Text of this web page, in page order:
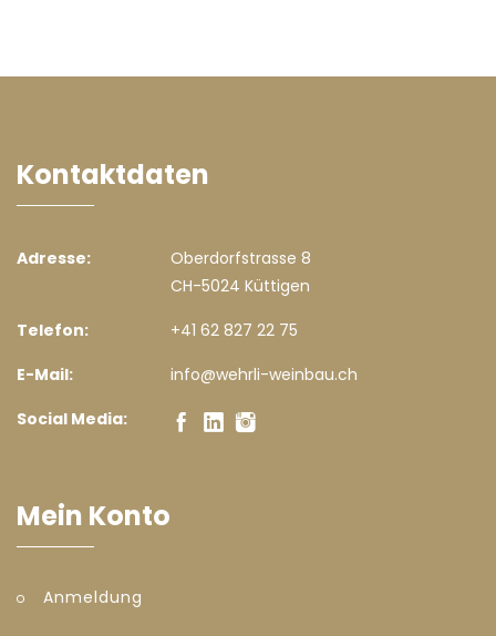
Kontaktdaten
Adresse:
Oberdorfstrasse 8
CH-5024 Küttigen
Telefon:
+41 62 827 22 75
E-Mail:
info@wehrli-weinbau.ch
Social Media:
Mein Konto
Anmeldung